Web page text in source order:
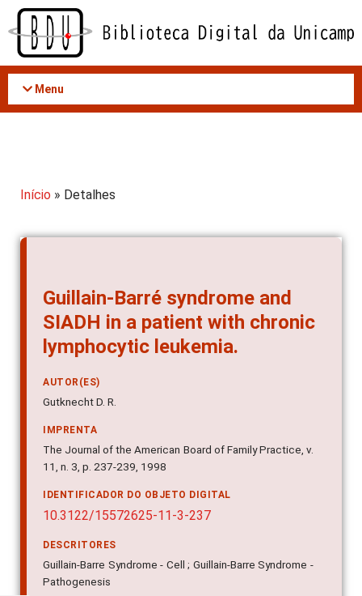
Acessar
conteúdo
Menu
Início » Detalhes
Guillain-Barré syndrome and
SIADH in a patient with chronic
lymphocytic leukemia.
AUTOR(ES)
Gutknecht D. R.
IMPRENTA
The Journal of the American Board of Family Practice, v.
11, n. 3, p. 237-239, 1998
IDENTIFICADOR DO OBJETO DIGITAL
10.3122/15572625-11-3-237
DESCRITORES
Guillain-Barre Syndrome - Cell ; Guillain-Barre Syndrome -
Pathogenesis